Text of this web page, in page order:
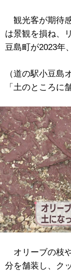
観光客が期待
は景観を損ね、
豆島町が2023年
（道の駅小豆島
「土のところに
オリーブの枝
分を舗装し、ク